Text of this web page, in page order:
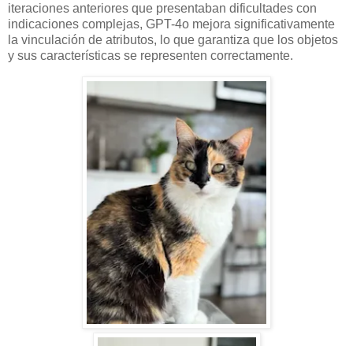
iteraciones anteriores que presentaban dificultades con
indicaciones complejas, GPT-4o mejora significativamente
la vinculación de atributos, lo que garantiza que los objetos
y sus características se representen correctamente.